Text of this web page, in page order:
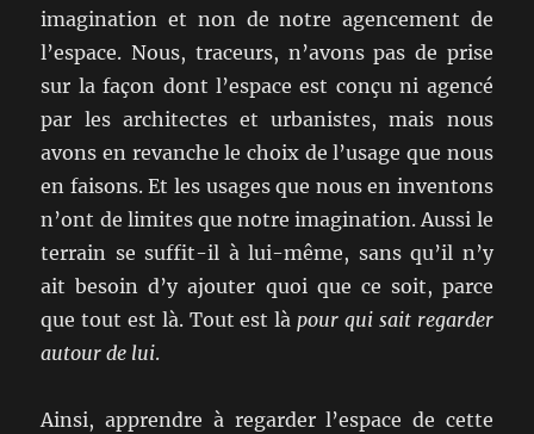
imagination et non de notre agencement de
l’espace. Nous, traceurs, n’avons pas de prise
sur la façon dont l’espace est conçu ni agencé
par les architectes et urbanistes, mais nous
avons en revanche le choix de l’usage que nous
en faisons. Et les usages que nous en inventons
n’ont de limites que notre imagination. Aussi le
terrain se suffit-il à lui-même, sans qu’il n’y
ait besoin d’y ajouter quoi que ce soit, parce
que tout est là. Tout est làpour qui sait regarder
autour de lui.
Ainsi, apprendre à regarder l’espace de cette